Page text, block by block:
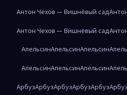
Антон Чехов — Вишнёвый сад
Антон Чехов — Вишнёвый сад
АпельсинАпельсинАпельсин
АпельсинАпельсинАпельсин
АрбузАрбузАрбузАрбузАрбузАрбуз